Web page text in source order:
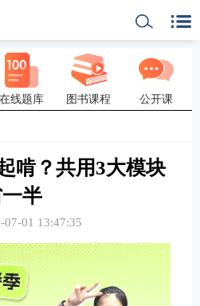
在线题库 图书课程 公开课
啃？共用3大模块
半
07-01 13:47:35